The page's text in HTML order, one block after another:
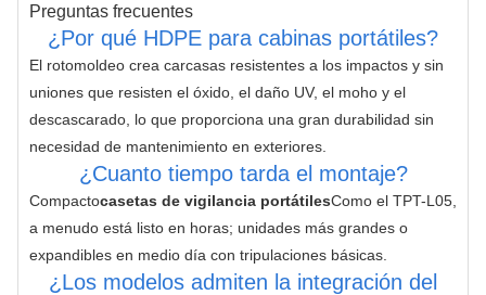
Preguntas frecuentes
¿Por qué HDPE para cabinas portátiles?
El rotomoldeo crea carcasas resistentes a los impactos y sin
uniones que resisten el óxido, el daño UV, el moho y el
descascarado, lo que proporciona una gran durabilidad sin
necesidad de mantenimiento en exteriores.
¿Cuanto tiempo tarda el montaje?
Compactocasetas de vigilancia portátilesComo el TPT-L05,
a menudo está listo en horas; unidades más grandes o
expandibles en medio día con tripulaciones básicas.
¿Los modelos admiten la integración del